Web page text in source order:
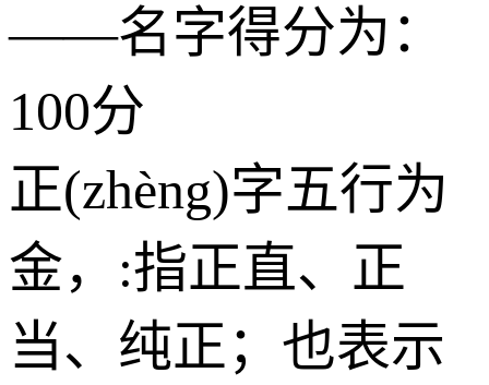
——名字得分为：
100分
正(zhèng)字五行为
金，:指正直、正
当、纯正；也表示